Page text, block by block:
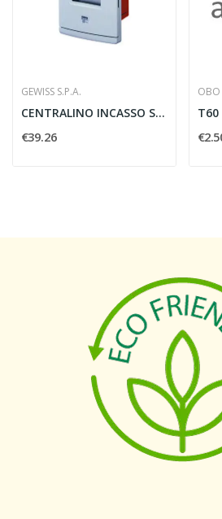
GEWISS S.P.A.
CENTRALINO INCASSO STAGNO EMERGENZA 4 MODULI...
€39.26
OBO